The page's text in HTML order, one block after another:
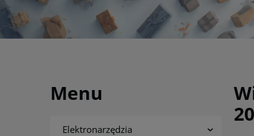
Menu
Elektronarzędzia